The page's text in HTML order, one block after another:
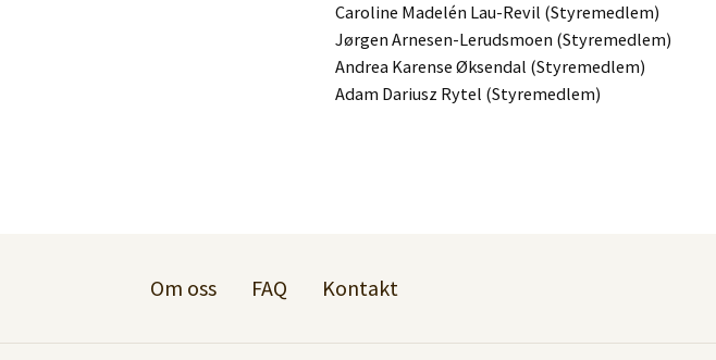
Caroline Madelén Lau-Revil (Styremedlem)
Jørgen Arnesen-Lerudsmoen (Styremedlem)
Andrea Karense Øksendal (Styremedlem)
Adam Dariusz Rytel (Styremedlem)
Om oss FAQ Kontakt